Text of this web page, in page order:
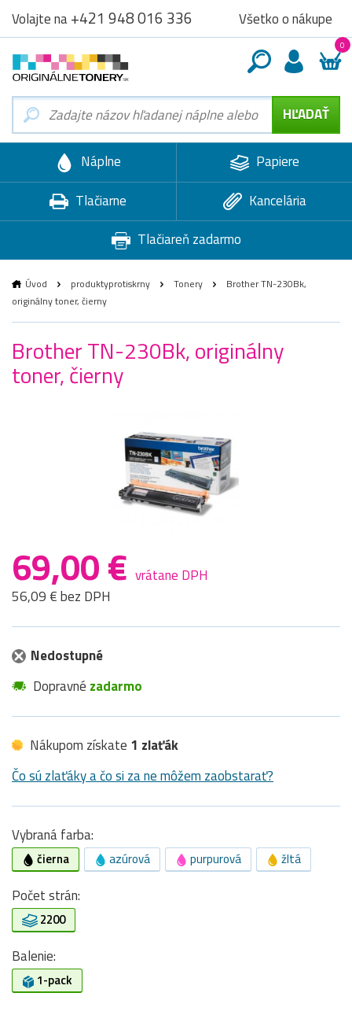
Volajte na+421 948 016 336 Všetko o nákupe
0
Náplne
Papiere
Tlačiarne
Kancelária
Tlačiareň zadarmo
Úvod produktyprotiskrny Tonery
Brother TN-230Bk,
originálny toner, čierny
Brother TN-230Bk, originálny
toner, čierny
69,00 € vrátane DPH
56,09 € bez DPH
Nedostupné
Dopravné zadarmo
Nákupom získate 1 zlaťák
Čo sú zlaťáky a čo si za ne môžem zaobstarať?
Vybraná farba:
čierna azúrová purpurová žltá
Počet strán:
2200
Balenie:
1-pack